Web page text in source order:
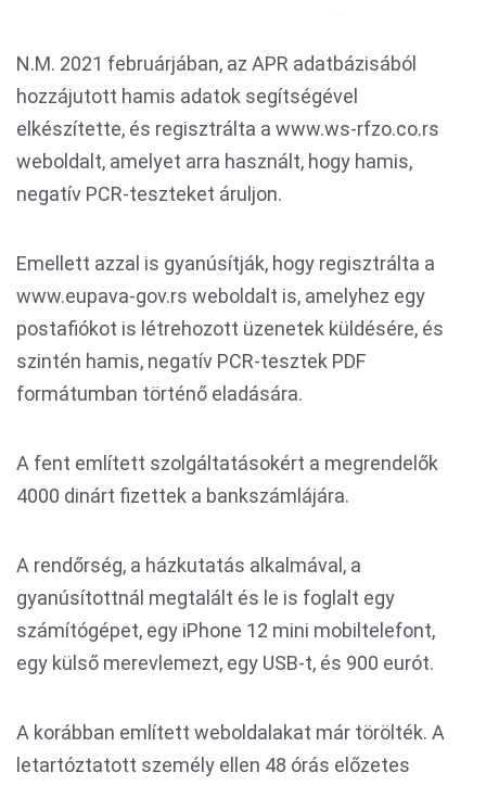
N.M. 2021 februárjában, az APR adatbázisából
hozzájutott hamis adatok segítségével
elkészítette, és regisztrálta a www.ws-rfzo.co.rs
weboldalt, amelyet arra használt, hogy hamis,
negatív PCR-teszteket áruljon.
Emellett azzal is gyanúsítják, hogy regisztrálta a
www.eupava-gov.rs weboldalt is, amelyhez egy
postafiókot is létrehozott üzenetek küldésére, és
szintén hamis, negatív PCR-tesztek PDF
formátumban történő eladására.
A fent említett szolgáltatásokért a megrendelők
4000 dinárt fizettek a bankszámlájára.
A rendőrség, a házkutatás alkalmával, a
gyanúsítottnál megtalált és le is foglalt egy
számítógépet, egy iPhone 12 mini mobiltelefont,
egy külső merevlemezt, egy USB-t, és 900 eurót.
A korábban említett weboldalakat már törölték. A
letartóztatott személy ellen 48 órás előzetes